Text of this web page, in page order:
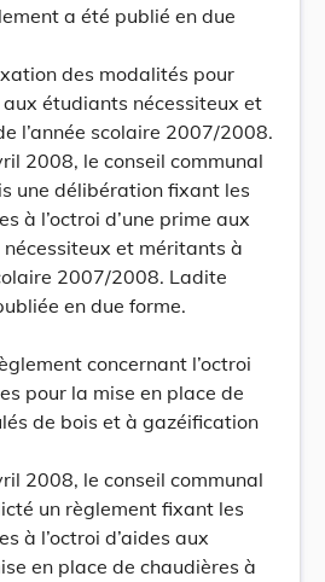
a été publié en due
des modalités pour
aux étudiants nécessiteux et
l’année scolaire 2007/2008.
2008, le conseil communal
une délibération fixant les
à l’octroi d’une prime aux
et méritants à
2007/2008. Ladite
en due forme.
concernant l’octroi
pour la mise en place de
de bois et à gazéification
2008, le conseil communal
un règlement fixant les
à l’octroi d’aides aux
en place de chaudières à